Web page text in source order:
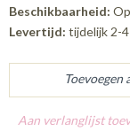
Beschikbaarheid:
Levertijd: tijdelijk 2-
Aan verlanglijst